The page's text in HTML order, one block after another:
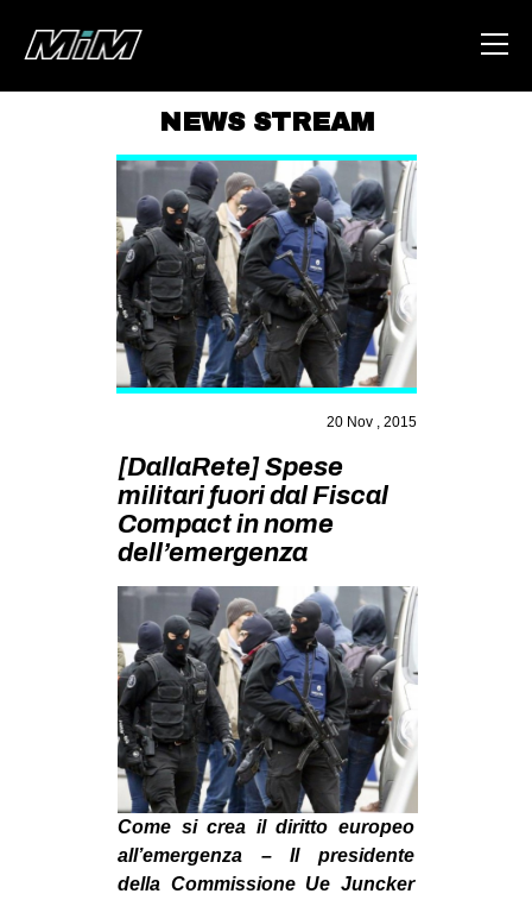
ABOUT
AREA
DEGENERAZIONE
GAZA FREESTYLE
CSOA LAMBRETTA
STUDENTI TSUNAMI
ZAM
MILANO
MOBILITAZIONI
SPAZI
SPORT POPOLARE
MOVIMENTI
AMBIENTE
ANTIFASCISMO
DIRITTO ALL’ABITARE
GENERI
NEWS STREAM
20 Nov , 2015
[DallaRete] Spese
militari fuori dal Fiscal
Compact in nome
dell’emergenza
Come si crea il diritto europeo
all’emergenza – Il presidente
della Commissione Ue Juncker